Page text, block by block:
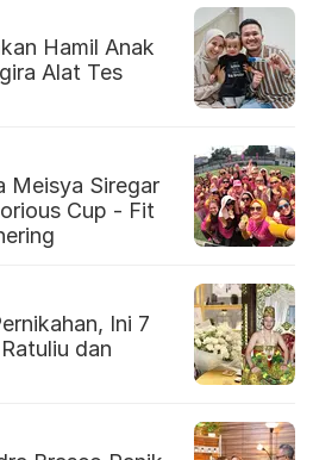
Hamil Anak
Alat Tes
Meisya Siregar
Cup - Fit
Ini 7
dan